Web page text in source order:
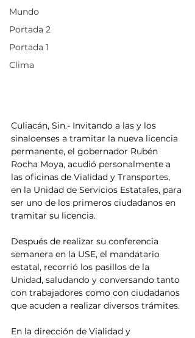
Mundo
Portada 2
Portada 1
Clima
Culiacán, Sin.- Invitando a las y los
sinaloenses a tramitar la nueva licencia
permanente, el gobernador Rubén
Rocha Moya, acudió personalmente a
las oficinas de Vialidad y Transportes,
en la Unidad de Servicios Estatales, para
ser uno de los primeros ciudadanos en
tramitar su licencia.
Después de realizar su conferencia
semanera en la USE, el mandatario
estatal, recorrió los pasillos de la
Unidad, saludando y conversando tanto
con trabajadores como con ciudadanos
que acuden a realizar diversos trámites.
En la dirección de Vialidad y